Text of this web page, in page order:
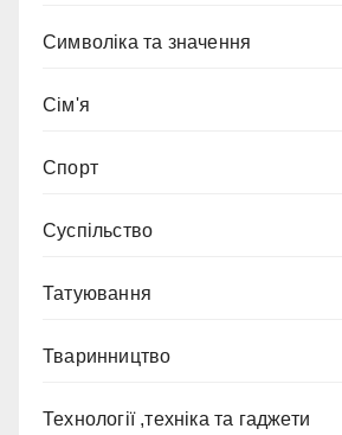
Символіка та значення
Сім'я
Спорт
Суспільство
Татуювання
Тваринництво
Технології ,техніка та гаджети